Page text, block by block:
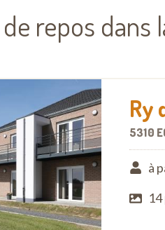
repos dans
Ry
5310
à